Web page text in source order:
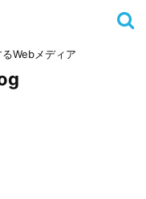
Webメディア